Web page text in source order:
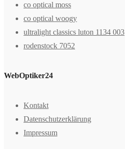
co optical moss
co optical woogy
ultralight classics luton 1134 003
rodenstock 7052
WebOptiker24
Kontakt
Datenschutzerklärung
Impressum